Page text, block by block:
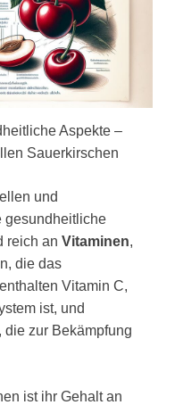
Aspekte –
Sauerkirschen
und
gesundheitliche
reich an Vitaminen,
die das
Vitamin C,
ist, und
zur Bekämpfung
ist ihr Gehalt an